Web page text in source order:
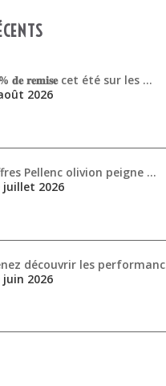
𝐝𝐞 𝐫𝐞𝐦𝐢𝐬𝐞 cet été sur les …
2026
Pellenc olivion peigne …
juillet 2026
découvrir les
juin 2026